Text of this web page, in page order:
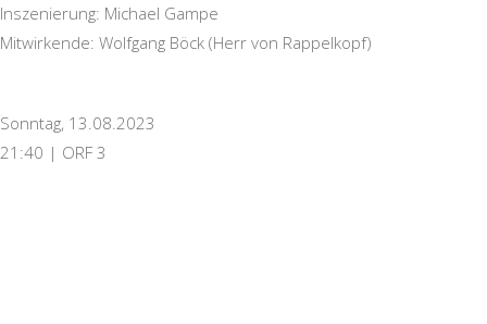
Inszenierung: Michael Gampe
Mitwirkende: Wolfgang Böck (Herr von Rappelkopf)
Sonntag, 13.08.2023
21:40 | ORF 3